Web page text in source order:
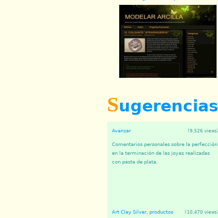
Sugerencias
(9,526
Avanzar
Comentarios personales sobre la perfección
en la terminación de las joyas realizadas
con pasta de plata.
(10,470
Art Clay Silver, productos